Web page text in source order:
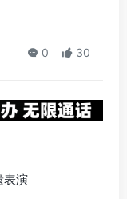
0 30
表演